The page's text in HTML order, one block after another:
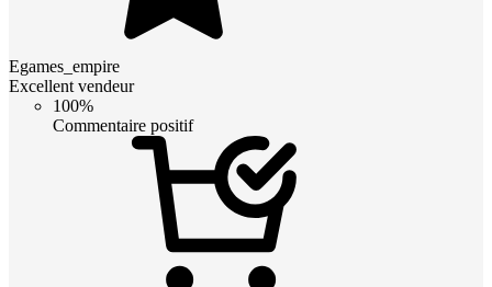
Egames_empire
Excellent vendeur
100%
Commentaire positif